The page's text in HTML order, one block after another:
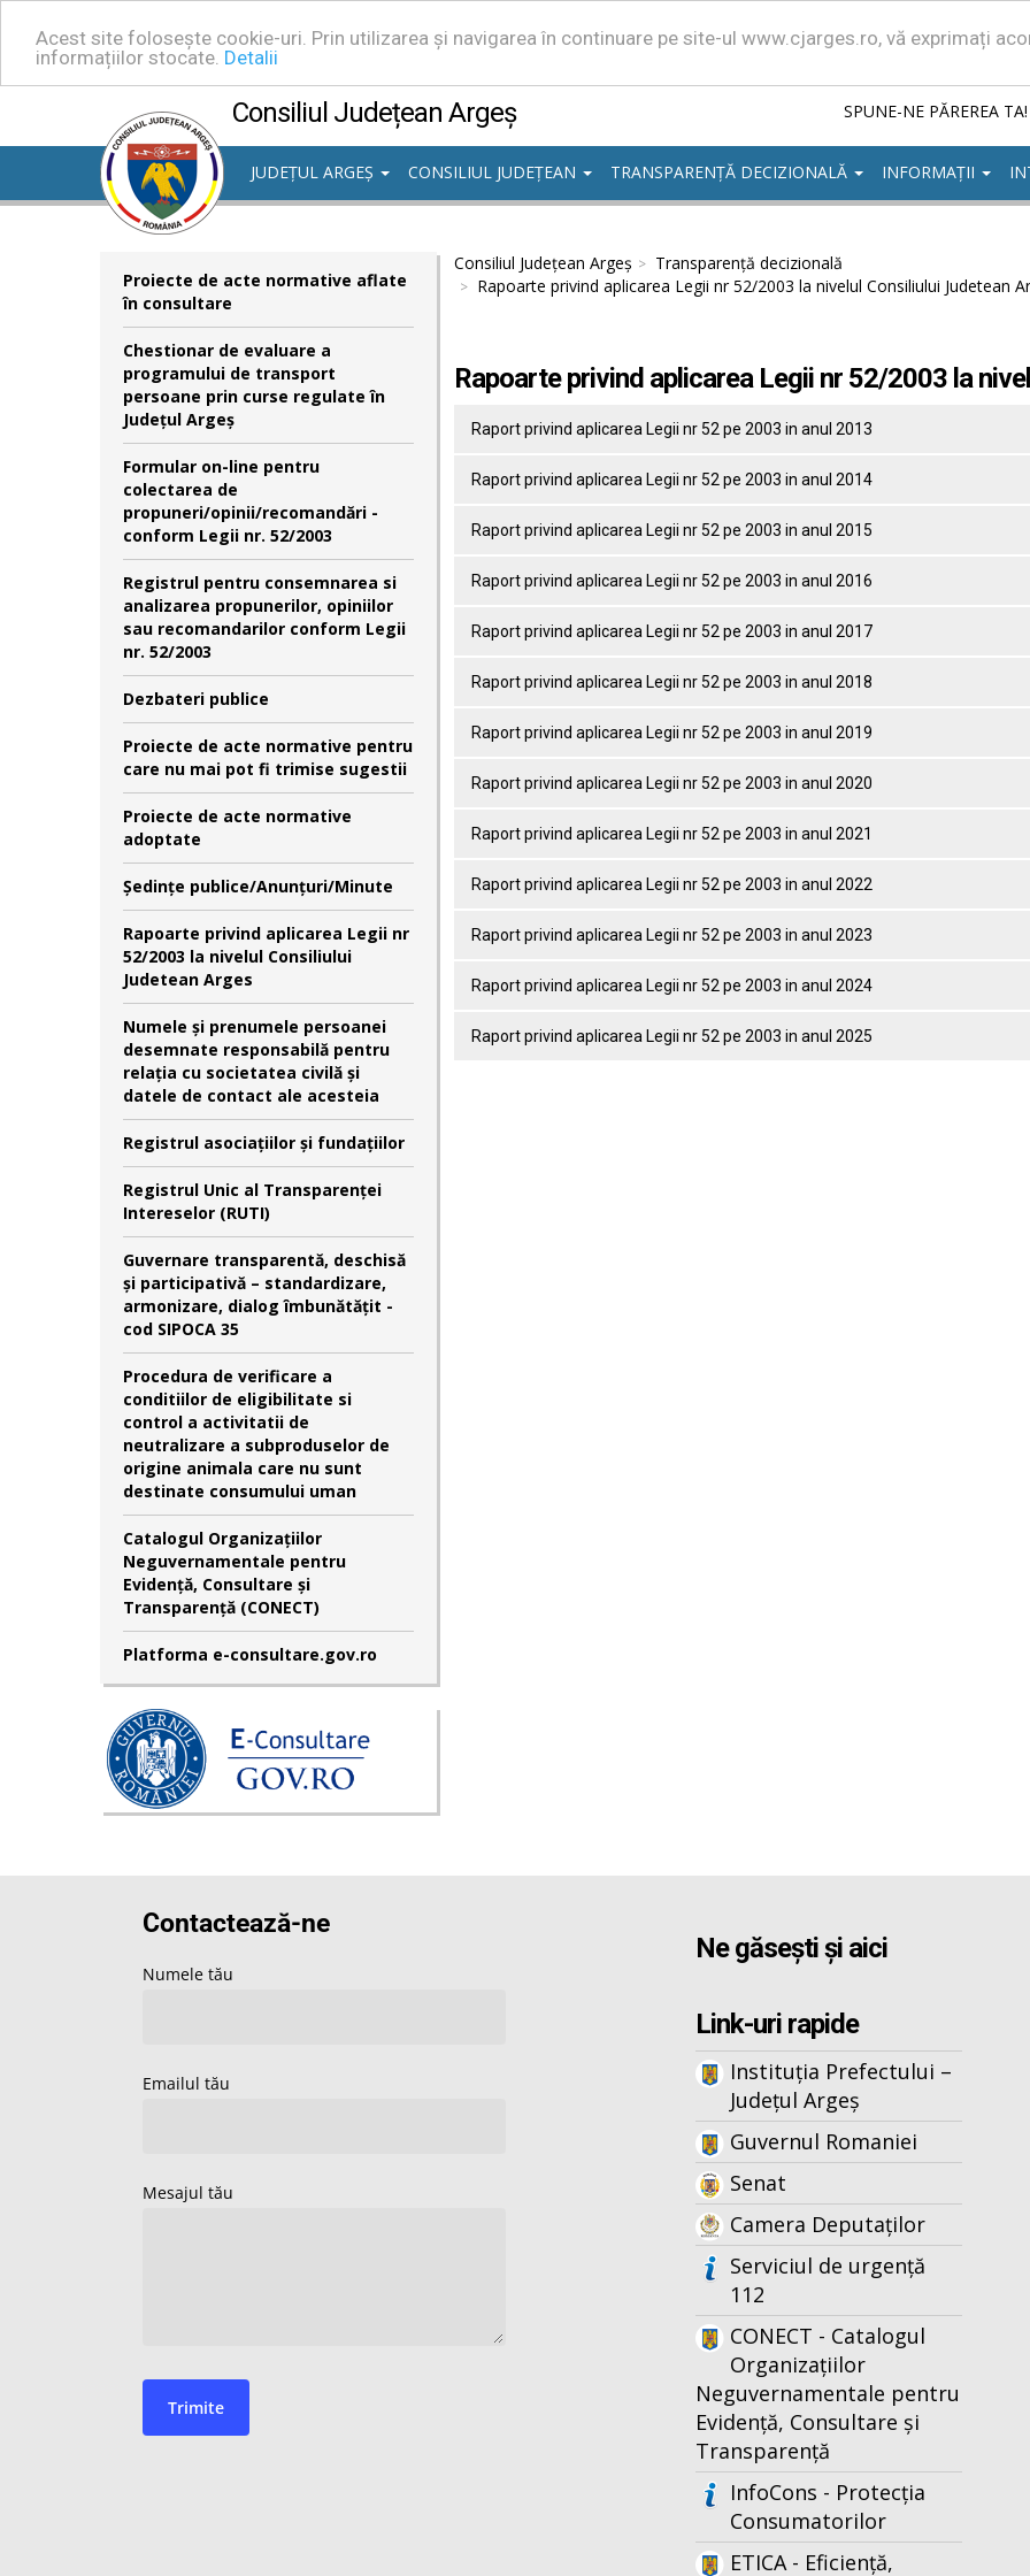
Acest site folosește cookie-uri. Prin utilizarea și navigarea în continuare pe site-ul www.cjarges.ro, vă exprimați
informațiilor stocate. Detalii
Consiliul Județean Argeș SPUNE-NE PĂREREA TA!
JUDEȚUL ARGEȘ
CONSILIUL JUDEȚEAN TRANSPARENȚĂ DECIZIONALĂ INFORMAȚII
Proiecte de acte normative aflate
în consultare
Chestionar de evaluare a
programului de transport
persoane prin curse regulate în
Județul Argeș
Formular on-line pentru
colectarea de
propuneri/opinii/recomandări -
conform Legii nr. 52/2003
Registrul pentru consemnarea si
analizarea propunerilor, opiniilor
sau recomandarilor conform Legii
nr. 52/2003
Dezbateri publice
Proiecte de acte normative pentru
care nu mai pot fi trimise sugestii
Proiecte de acte normative
adoptate
Şedinţe publice/Anunţuri/Minute
Rapoarte privind aplicarea Legii nr
52/2003 la nivelul Consiliului
Judetean Arges
Numele şi prenumele persoanei
desemnate responsabilă pentru
relaţia cu societatea civilă şi
datele de contact ale acesteia
Registrul asociațiilor și fundațiilor
Registrul Unic al Transparenței
Intereselor (RUTI)
Guvernare transparentă, deschisă
și participativă – standardizare,
armonizare, dialog îmbunătățit -
cod SIPOCA 35
Procedura de verificare a
conditiilor de eligibilitate si
control a activitatii de
neutralizare a subproduselor de
origine animala care nu sunt
destinate consumului uman
Catalogul Organizațiilor
Neguvernamentale pentru
Evidență, Consultare și
Transparență (CONECT)
Platforma e-consultare.gov.ro
Consiliul Județean Argeș
Transparență decizională
Rapoarte privind aplicarea Legii nr 52/2003 la nivelul Consiliului Judetean
Rapoarte privind aplicarea Legii nr 52/2003 la
Raport privind aplicarea Legii nr 52 pe 2003 in anul 2013
Raport privind aplicarea Legii nr 52 pe 2003 in anul 2014
Raport privind aplicarea Legii nr 52 pe 2003 in anul 2015
Raport privind aplicarea Legii nr 52 pe 2003 in anul 2016
Raport privind aplicarea Legii nr 52 pe 2003 in anul 2017
Raport privind aplicarea Legii nr 52 pe 2003 in anul 2018
Raport privind aplicarea Legii nr 52 pe 2003 in anul 2019
Raport privind aplicarea Legii nr 52 pe 2003 in anul 2020
Raport privind aplicarea Legii nr 52 pe 2003 in anul 2021
Raport privind aplicarea Legii nr 52 pe 2003 in anul 2022
Raport privind aplicarea Legii nr 52 pe 2003 in anul 2023
Raport privind aplicarea Legii nr 52 pe 2003 in anul 2024
Raport privind aplicarea Legii nr 52 pe 2003 in anul 2025
Ne găsești și aici
Link-uri rapide
Instituția Prefectului –
Județul Argeș
Guvernul Romaniei
Senat
Camera Deputaților
Serviciul de urgență
112
CONECT - Catalogul
Organizațiilor
Neguvernamentale pentru
Evidență, Consultare și
Transparență
InfoCons - Protecția
Consumatorilor
ETICA - Eficiență,